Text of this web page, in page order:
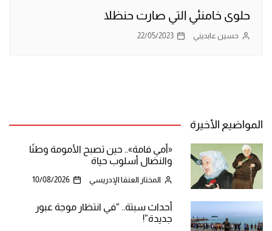
حلوى خامنئي التي صارت حنظلا
حسين عابديني 22/05/2023
المواضيع الأخيرة
«أمي فامة».. حين تصبح الأمومة وطنًا
والنضال أسلوب حياة
المختار العنقا الإدريسي 10/08/2026
أحداث سبتة.. “في انتظار موجة عبور
جديدة”!